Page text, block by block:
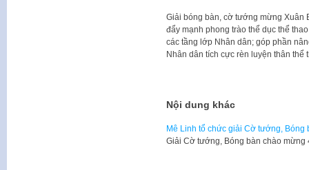
Giải bóng bàn, cờ tướng mừng Xuân
đẩy mạnh phong trào thể dục thể
các tầng lớp Nhân dân; góp phần
Nhân dân tích cực rèn luyện thân thể
Nội dung khác
Mê Linh tổ chức giải Cờ tướng, Bóng
Giải Cờ tướng, Bóng bàn chào